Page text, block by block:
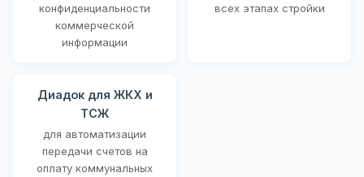
конфиденциальности
коммерческой
информации
всех этапах стройки
Диадок для ЖКХ и
ТСЖ
для автоматизации
передачи счетов на
оплату коммунальных